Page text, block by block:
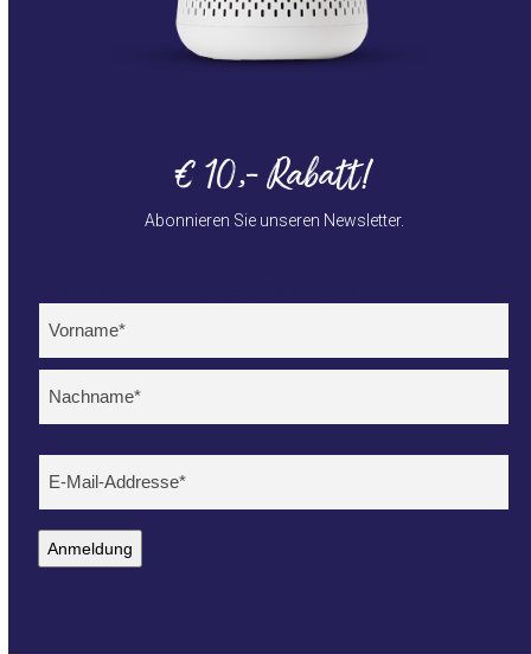
€ 10,- Rabatt!
Abonnieren Sie unseren Newsletter.
Name
(erforderlich)
E-
mailadres
(erforderlich)